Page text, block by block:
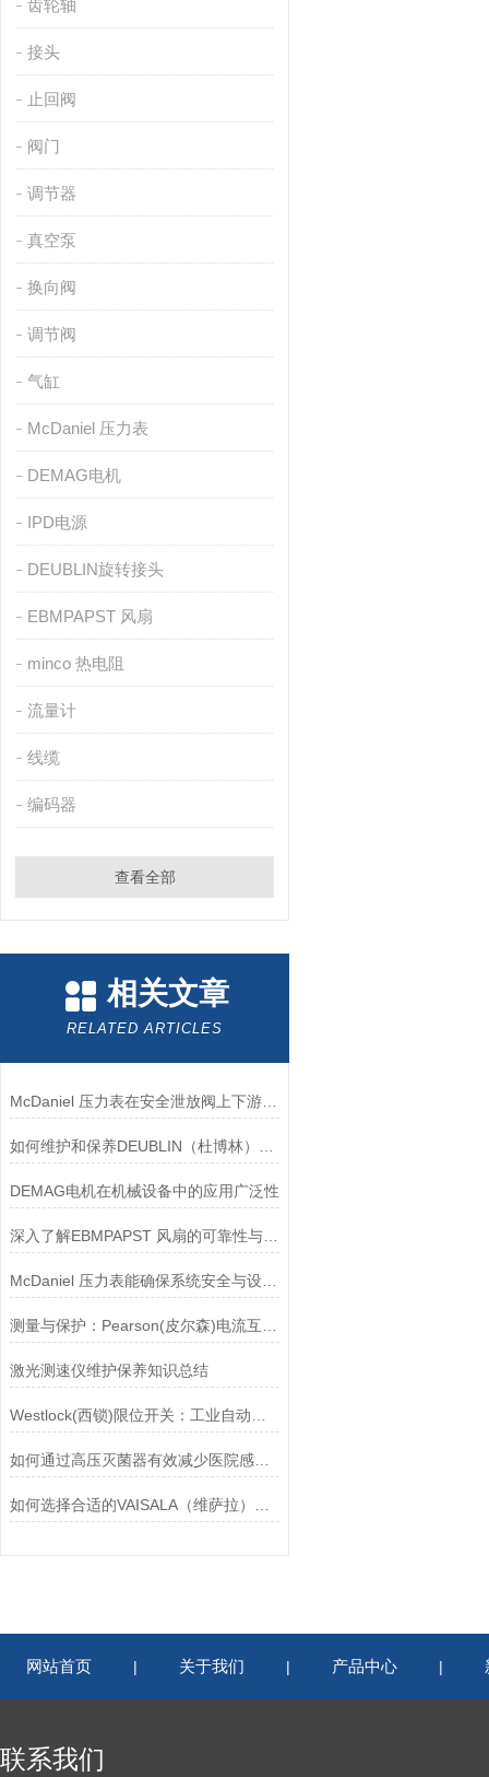
齿轮轴
接头
止回阀
阀门
调节器
真空泵
换向阀
调节阀
气缸
McDaniel 压力表
DEMAG电机
IPD电源
DEUBLIN旋转接头
EBMPAPST 风扇
minco 热电阻
流量计
线缆
编码器
查看全部
相关文章
RELATED ARTICLES
McDaniel 压力表在安全泄放阀上下游压力监测中的应用
DEMAG电机在机械设备中的应用广泛性
深入了解EBMPAPST 风扇的可靠性与耐用性
McDaniel 压力表能确保系统安全与设备寿命延长
激光测速仪维护保养知识总结
如何通过高压灭菌器有效减少医院感染风险？
网站首页 | 关于我们 | 产品中心 |
联系我们